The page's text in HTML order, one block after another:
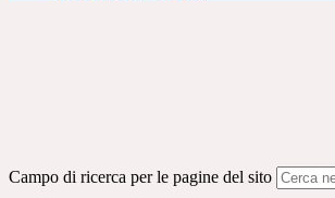
Campo di ricerca per le pagine del sito